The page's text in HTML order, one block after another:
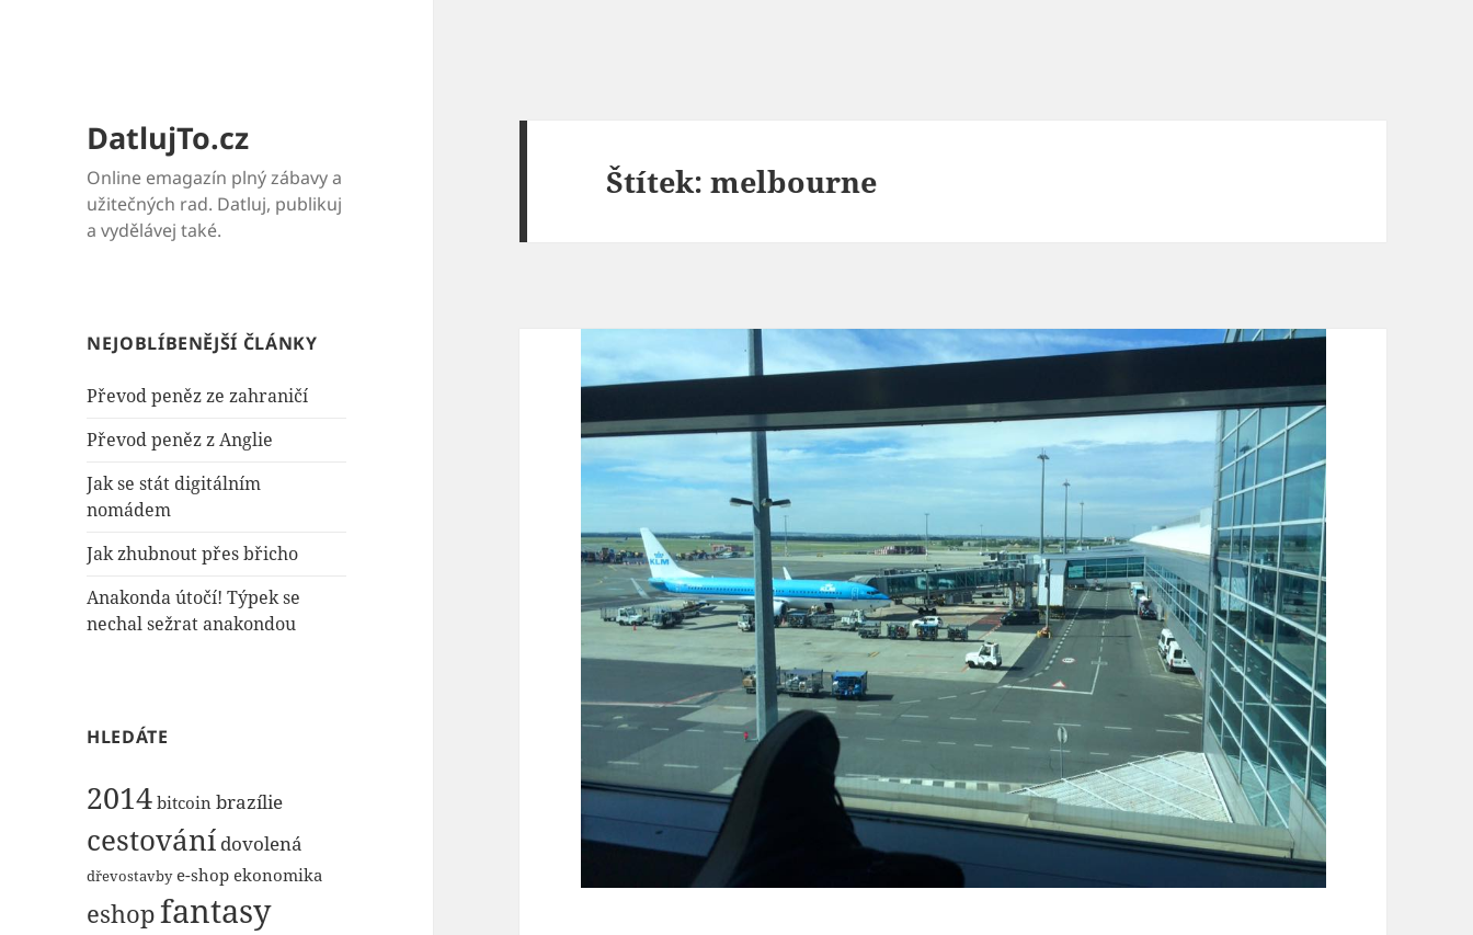
DatlujTo.cz
Online emagazín plný zábavy a
užitečných rad. Datluj, publikuj
a vydělávej také.
NEJOBLÍBENĚJŠÍ ČLÁNKY
Převod peněz ze zahraničí
Převod peněz z Anglie
Jak se stát digitálním
nomádem
Jak zhubnout přes břicho
Anakonda útočí! Týpek se
nechal sežrat anakondou
HLEDÁTE
2014 bitcoin brazílie
cestování dovolená
dřevostavby e-shop ekonomika
eshopfantasy
Štítek:melbourne